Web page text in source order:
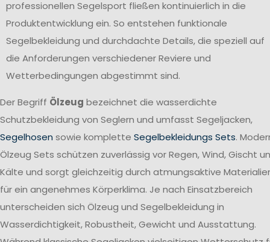
professionellen Segelsport fließen kontinuierlich in die
Produktentwicklung ein. So entstehen funktionale
Segelbekleidung und durchdachte Details, die speziell auf
die Anforderungen verschiedener Reviere und
Wetterbedingungen abgestimmt sind.
Der Begriff Ölzeug bezeichnet die wasserdichte
Schutzbekleidung von Seglern und umfasst Segeljacken,
Segelhosen sowie komplette Segelbekleidungs Sets.
Ölzeug Sets schützen zuverlässig vor Regen, Wind, Gischt
Kälte und sorgt gleichzeitig durch atmungsaktive
für ein angenehmes Körperklima. Je nach Einsatzbereich
unterscheiden sich Ölzeug und Segelbekleidung in
Wasserdichtigkeit, Robustheit, Gewicht und Ausstattung.